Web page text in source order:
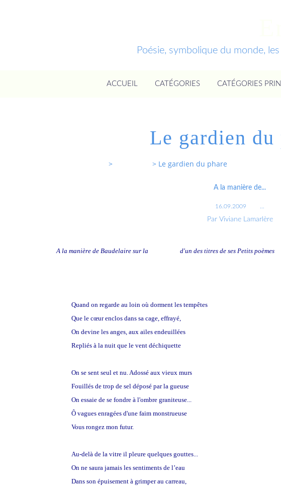
Poésie, symbolique du monde,
ACCUEIL CATÉGORIES CATÉGORIES
Le gardien du
> > Le gardien du phare
A la manière de...
16.09.2009
Par Viviane Lamarlère
A la manière de Baudelaire sur la d'un des titres de ses Petits poèmes
Quand on regarde au loin où dorment les tempêtes
Que le cœur enclos dans sa cage, effrayé,
On devine les anges, aux ailes endeuillées
Repliés à la nuit que le vent déchiquette
On se sent seul et nu. Adossé aux vieux murs
Fouillés de trop de sel déposé par la gueuse
On essaie de se fondre à l'ombre graniteuse...
Ô vagues enragées d'une faim monstrueuse
Vous rongez mon futur.
Au-delà de la vitre il pleure quelques gouttes...
On ne saura jamais les sentiments de l’eau
Dans son épuisement à grimper au carreau,